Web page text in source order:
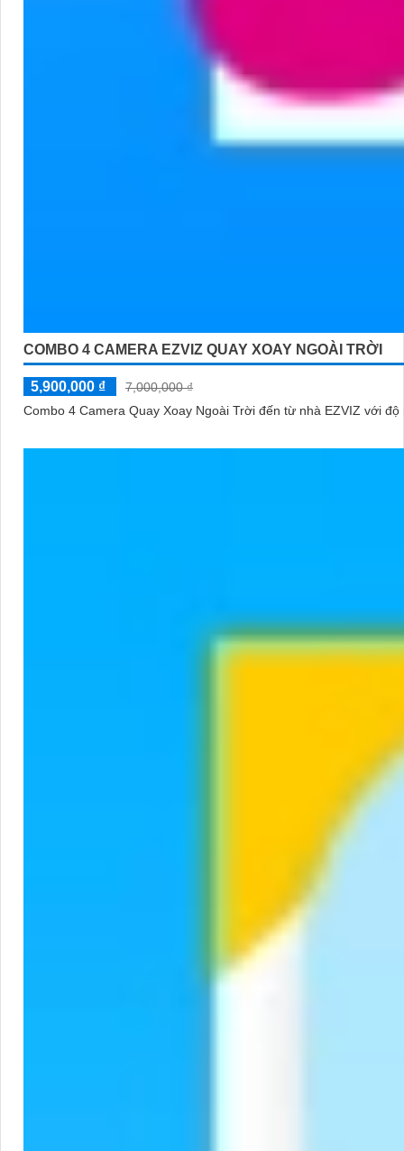
COMBO 4 CAMERA EZVIZ QUAY XOAY NGOÀI TRỜI
5,900,000 ₫
7,000,000 ₫
Combo 4 Camera Quay Xoay Ngoài Trời đến từ nhà EZVIZ với